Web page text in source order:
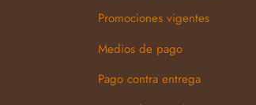
Promociones vigentes
Medios de pago
Pago contra entrega